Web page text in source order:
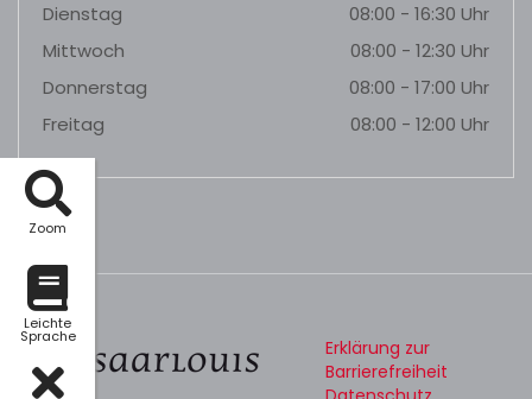
Zoom
Leichte
Sprache
Dienstag
08:00 - 16:30 Uhr
Mittwoch
08:00 - 12:30 Uhr
Donnerstag
08:00 - 17:00 Uhr
Freitag
08:00 - 12:00 Uhr
Erklärung zur
Barrierefreiheit